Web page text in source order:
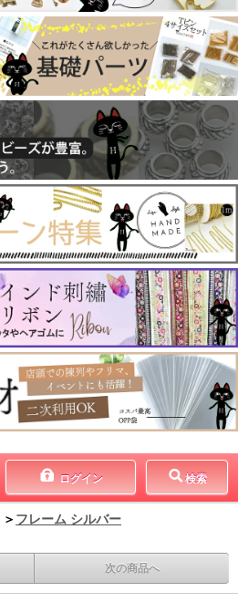
ログイン 検索
＞ フレーム シルバー
次の商品へ